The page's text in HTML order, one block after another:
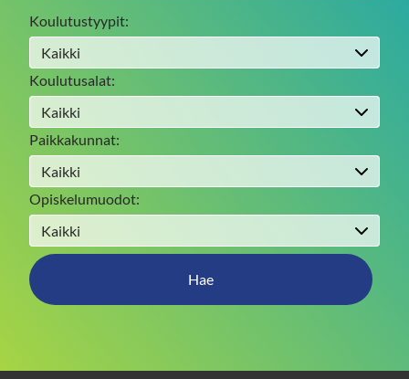
Koulutustyypit:
Koulutusalat:
Paikkakunnat:
Opiskelumuodot:
Hae